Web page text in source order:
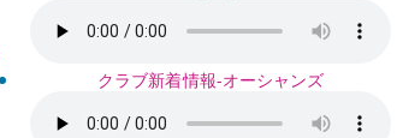
クラブ新着情報-オーシャンズ